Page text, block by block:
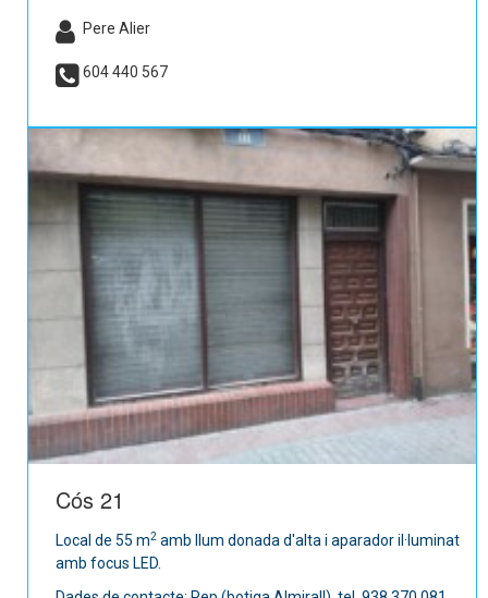
Pere Alier
604 440 567
Cós 21
Local de 55 m2 amb llum donada d'alta i aparador il·luminat
amb focus LED.